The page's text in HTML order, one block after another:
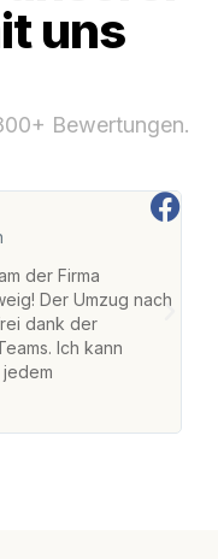
uns
Bewertungen.
der Firma
Der Umzug nach
dank der
Ich kann